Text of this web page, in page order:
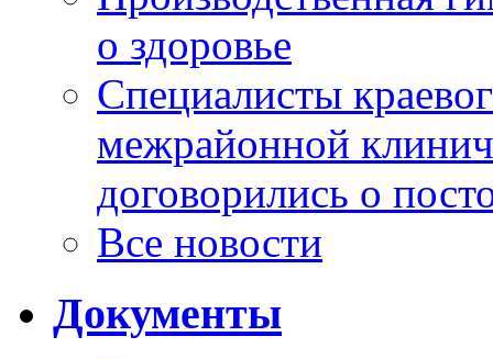
о здоровье
Специалисты
межрайонной
договорились о
Все новости
Документы